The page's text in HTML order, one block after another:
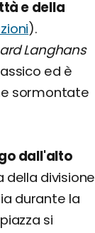
e della
).
Langhans
ed è
sormontate
dall'alto
della divisione
durante la
si